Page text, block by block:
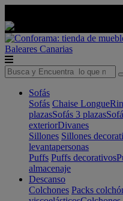
Baleares Canarias
Sofás
Sofás Chaise Longue
plazasSofás 3 plazas
exteriorDivanes
Sillones Sillones
levantapersonas
Puffs Puffs decorativos
almacenaje
Descanso
Colchones Packs